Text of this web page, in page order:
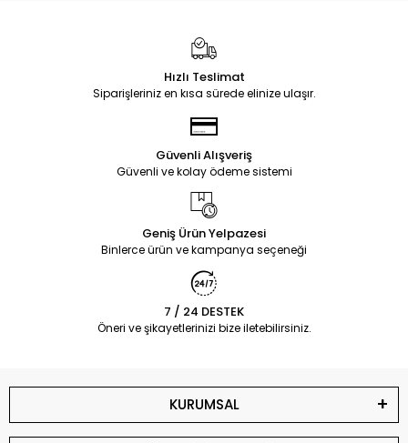
Hızlı Teslimat
Siparişleriniz en kısa sürede elinize ulaşır.
Güvenli Alışveriş
Güvenli ve kolay ödeme sistemi
Geniş Ürün Yelpazesi
Binlerce ürün ve kampanya seçeneği
7 / 24 DESTEK
Öneri ve şikayetlerinizi bize iletebilirsiniz.
KURUMSAL